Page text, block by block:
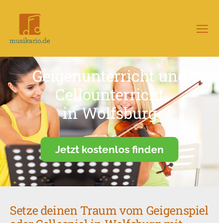
–
Portal
für
Musikunterricht
Geigenunterricht und
Cellounterricht
in Wolfsburg
Jetzt kostenlos finden
Setze deinen Traum vom Geigenspiel